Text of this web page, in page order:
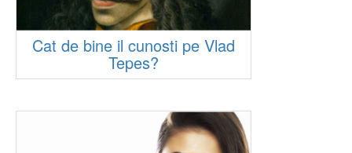
Cat de bine il cunosti pe Vlad
Tepes?